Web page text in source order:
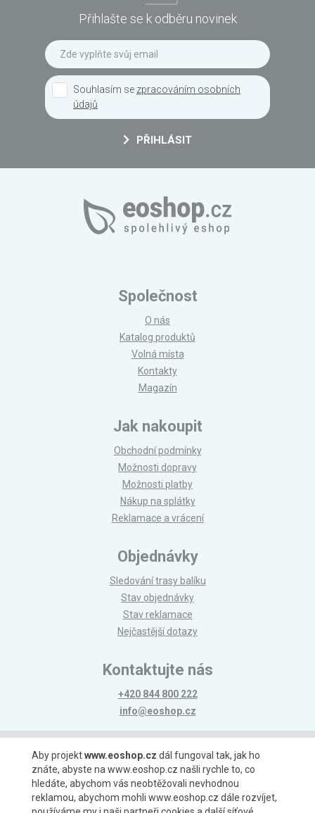
Přihlašte se k odběru novinek
Souhlasím se zpracováním osobních
údajů
PŘIHLÁSIT
Společnost
O nás
Katalog produktů
Volná místa
Kontakty
Magazín
Jak nakoupit
Obchodní podmínky
Možnosti dopravy
Možnosti platby
Nákup na splátky
Reklamace a vrácení
Objednávky
Sledování trasy balíku
Stav objednávky
Stav reklamace
Nejčastější dotazy
Kontaktujte nás
+420 844 800 222
info@eoshop.cz
Možnosti platby
Aby projektwww.eoshop.cz dál fungoval tak, jak ho
znáte, abyste na www.eoshop.cz našli rychle to, co
hledáte, abychom vás neobtěžovali nevhodnou
reklamou, abychom mohli www.eoshop.cz dále rozvíjet,